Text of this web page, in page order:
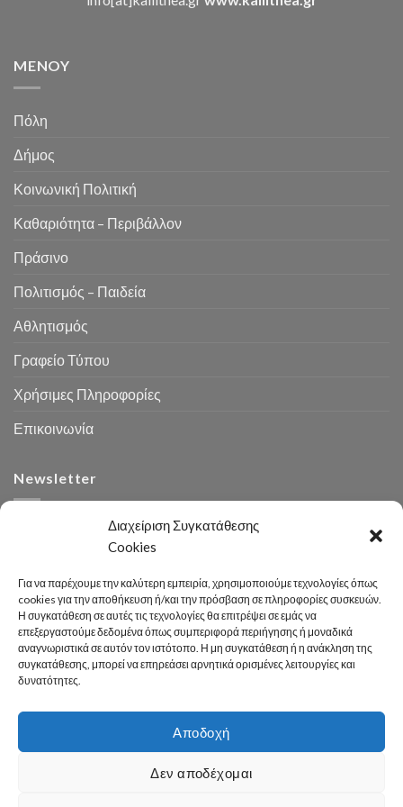
Διαχείριση Συγκατάθεσης
Cookies
Για να παρέχουμε την καλύτερη εμπειρία, χρησιμοποιούμε τεχνολογίες όπως
cookies για την αποθήκευση ή/και την πρόσβαση σε πληροφορίες συσκευών.
Η συγκατάθεση σε αυτές τις τεχνολογίες θα επιτρέψει σε εμάς να
επεξεργαστούμε δεδομένα όπως συμπεριφορά περιήγησης ή μοναδικά
αναγνωριστικά σε αυτόν τον ιστότοπο. Η μη συγκατάθεση ή η ανάκληση της
συγκατάθεσης, μπορεί να επηρεάσει αρνητικά ορισμένες λειτουργίες και
δυνατότητες.
Αποδοχή
Δεν αποδέχομαι
MENOY
Πόλη
Δήμος
Κοινωνική Πολιτική
Καθαριότητα – Περιβάλλον
Πράσινο
Πολιτισμός – Παιδεία
Αθλητισμός
Γραφείο Τύπου
Χρήσιμες Πληροφορίες
Επικοινωνία
Newsletter
Αναζήτηση
Developed 2026 by